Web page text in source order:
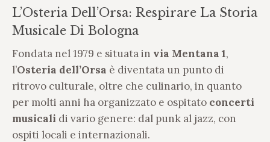
L’Osteria Dell’Orsa: Respirare La Storia
Musicale Di Bologna
Fondata nel 1979 e situata in via Mentana 1,
l’Osteria dell’Orsa è diventata un punto di
ritrovo culturale, oltre che culinario, in quanto
per molti anni ha organizzato e ospitato concerti
musicali di vario genere: dal punk al jazz, con
ospiti locali e internazionali.